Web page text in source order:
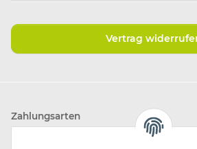
Vertrag
Zahlungsarten